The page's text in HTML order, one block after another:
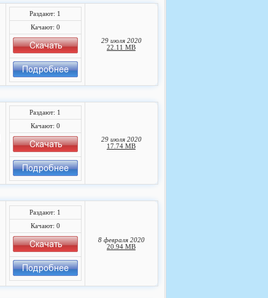
Раздают: 1
Качают: 0
29 июля 2020
22.11 MB
Раздают: 1
Качают: 0
29 июля 2020
17.74 MB
Раздают: 1
Качают: 0
8 февраля 2020
20.94 MB